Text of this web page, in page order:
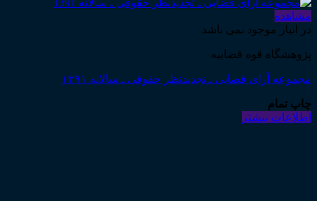
مشاهده
در انبار موجود نمی باشد
پژوهشگاه قوه قضاییه
مجموعه آرای قضایی ـ تجدیدنظر حقوقی ـ سالانه ۱۳۹۱
چاپ تمام
اطلاعات بیشتر